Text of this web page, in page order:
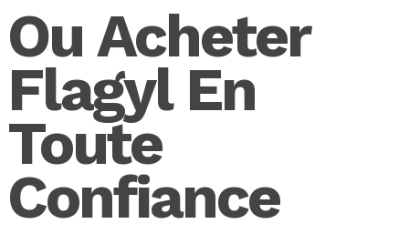
Ou Acheter
Flagyl En
Toute
Confiance